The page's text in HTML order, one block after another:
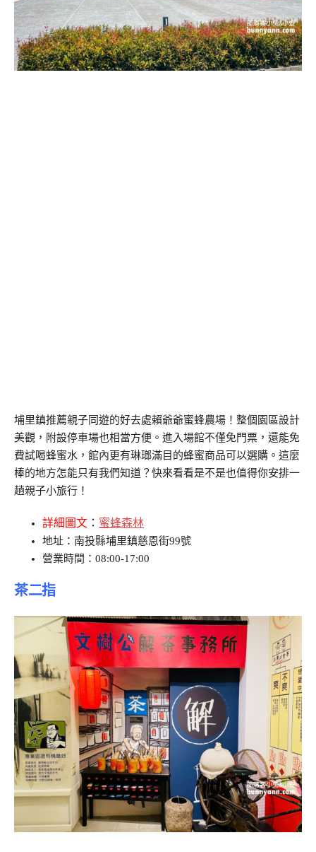
埔里鎮推薦親子同遊的好去處賴爺爺蜜蜂農場！整個園區設計
美觀，附設停車場也相當方便。進入場館不僅免門票，還能免
費試喝蜂蜜水，館內更有琳瑯滿目的蜂蜜商品可以選購。這麼
棒的地方怎能只有我們知道？快來看看是不是也值得你安排一
趟親子小旅行！
詳細圖文 ： 蜜蜂森林
地址：南投縣埔里鎮慈恩街99號
營業時間：08:00-17:00
茶二指